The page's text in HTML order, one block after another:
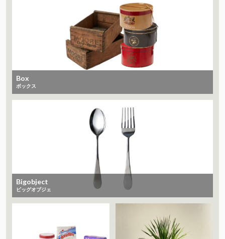
Box
ボックス
Bigobject
ビッグオブジェ